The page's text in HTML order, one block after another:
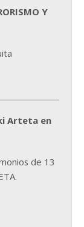
Y
Arteta en
de 13